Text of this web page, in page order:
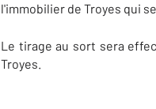
l'immobilier de Troyes qui
Le tirage au sort sera
Troyes.